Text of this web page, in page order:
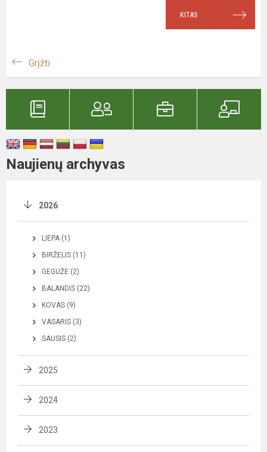
KITAS
Grįžti
Naujienų archyvas
2026
LIEPA (1)
BIRŽELIS (11)
GEGUŽĖ (2)
BALANDIS (22)
KOVAS (9)
VASARIS (3)
SAUSIS (2)
2025
2024
2023